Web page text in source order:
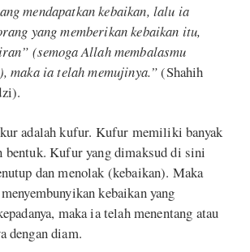
mendapatkan kebaikan, lalu ia
yang memberikan kebaikan itu,
(semoga Allah membalasmu
maka ia telah memujinya.”(Shahih
adalah kufur. Kufur memiliki banyak
bentuk. Kufur yang dimaksud di sini
dan menolak (kebaikan). Maka
kebaikan yang
maka ia telah menentang atau
dengan diam.